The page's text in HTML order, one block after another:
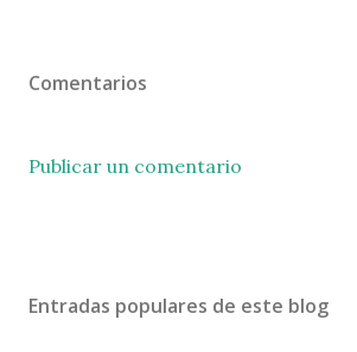
Comentarios
Publicar un comentario
Entradas populares de este blog